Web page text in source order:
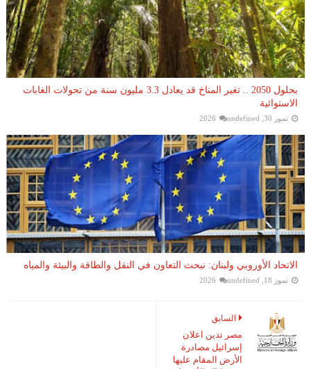
بحلول 2050 .. تغير المناخ قد يعادل 3.3 مليون سنة من تحولات الغابات
الاستوائية
تموز 30, 2026 undefined
الاتحاد الأوروبي ولبنان: نبحث التعاون في النقل والطاقة والبيئة والمياه
تموز 18, 2026 undefined
السابق
مصر تدين اعلان
إسرائيل مصادرة
الأرض المقام عليها